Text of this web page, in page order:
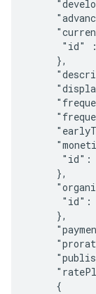
"id"
     },
"id":
     },
"id":
     },
     {